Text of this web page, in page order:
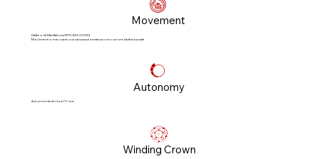
Movement
Calibro di Manifattura MT5400 (COSC)
Movimento meccanico a carica automatica con rotore bidirezionale
Autonomy
Autonomia di circa 70 ore
Winding Crown